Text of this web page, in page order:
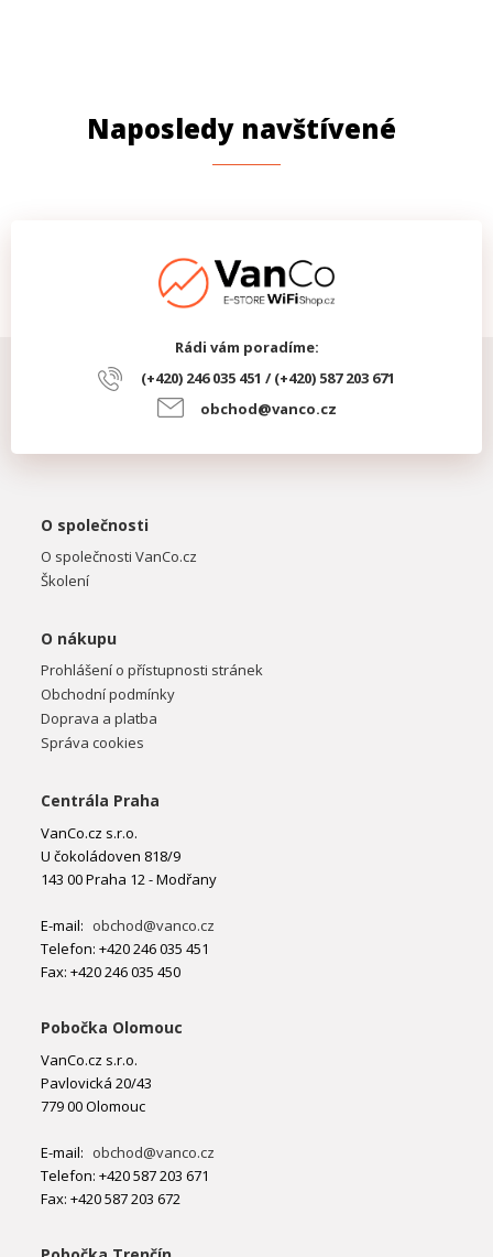
Naposledy navštívené
Rádi vám poradíme:
(+420) 246 035 451 / (+420) 587 203 671
obchod@vanco.cz
O společnosti
O společnosti VanCo.cz
Školení
O nákupu
Prohlášení o přístupnosti stránek
Obchodní podmínky
Doprava a platba
Správa cookies
Centrála Praha
VanCo.cz s.r.o.
U čokoládoven 818/9
143 00 Praha 12 - Modřany
E-mail: obchod@vanco.cz
Telefon: +420 246 035 451
Fax: +420 246 035 450
Pobočka Olomouc
VanCo.cz s.r.o.
Pavlovická 20/43
779 00 Olomouc
E-mail: obchod@vanco.cz
Telefon: +420 587 203 671
Fax: +420 587 203 672